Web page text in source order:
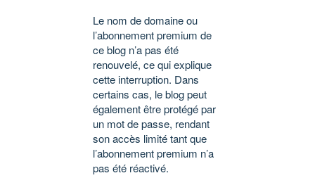
Le nom de domaine ou
l’abonnement premium de
ce blog n’a pas été
renouvelé, ce qui explique
cette interruption. Dans
certains cas, le blog peut
également être protégé par
un mot de passe, rendant
son accès limité tant que
l’abonnement premium n’a
pas été réactivé.